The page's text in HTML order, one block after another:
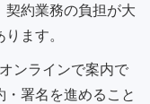
約業務の負担が大
ます。
ンラインで案内で
署名を進めること